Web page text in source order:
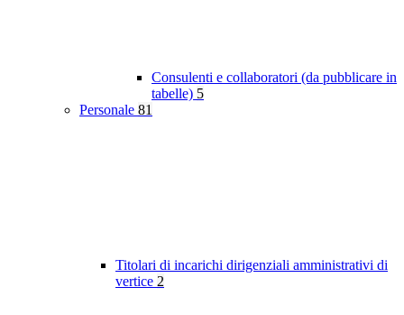
Consulenti e collaboratori (da pubblicare in
tabelle) 5
Personale 81
Titolari di incarichi dirigenziali amministrativi di
vertice 2